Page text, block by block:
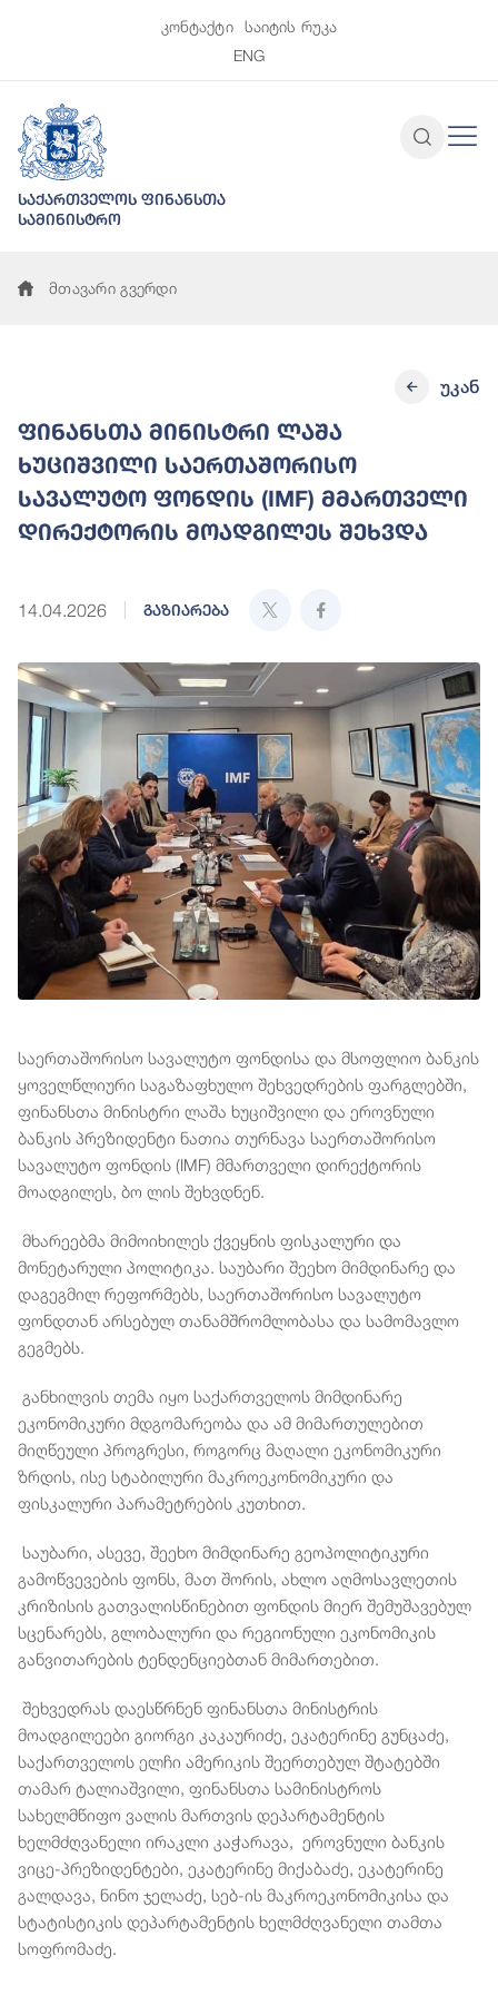
კონტაქტი
საიტის რუკა
ENG
საქართველოს ფინანსთა
სამინისტრო
მთავარი გვერდი
ფინანსთა მინისტრი ლაშა
ხუციშვილი საერთაშორისო
სავალუტო ფონდის (IMF) მმართველი
დირექტორის მოადგილეს შეხვდა
14.04.2026 გაზიარება
უკან
საერთაშორისო სავალუტო ფონდისა და მსოფლიო ბანკის
ყოველწლიური საგაზაფხულო შეხვედრების ფარგლებში,
ფინანსთა მინისტრი ლაშა ხუციშვილი და ეროვნული
ბანკის პრეზიდენტი ნათია თურნავა საერთაშორისო
სავალუტო ფონდის (IMF) მმართველი დირექტორის
მოადგილეს, ბო ლის შეხვდნენ.
მხარეებმა მიმოიხილეს ქვეყნის ფისკალური და
მონეტარული პოლიტიკა. საუბარი შეეხო მიმდინარე და
დაგეგმილ რეფორმებს, საერთაშორისო სავალუტო
ფონდთან არსებულ თანამშრომლობასა და სამომავლო
გეგმებს.
განხილვის თემა იყო საქართველოს მიმდინარე
ეკონომიკური მდგომარეობა და ამ მიმართულებით
მიღწეული პროგრესი, როგორც მაღალი ეკონომიკური
ზრდის, ისე სტაბილური მაკროეკონომიკური და
ფისკალური პარამეტრების კუთხით.
საუბარი, ასევე, შეეხო მიმდინარე გეოპოლიტიკური
გამოწვევების ფონს, მათ შორის, ახლო აღმოსავლეთის
კრიზისის გათვალისწინებით ფონდის მიერ შემუშავებულ
სცენარებს, გლობალური და რეგიონული ეკონომიკის
განვითარების ტენდენციებთან მიმართებით.
შეხვედრას დაესწრნენ ფინანსთა მინისტრის
მოადგილეები გიორგი კაკაურიძე, ეკატერინე გუნცაძე,
საქართველოს ელჩი ამერიკის შეერთებულ შტატებში
თამარ ტალიაშვილი, ფინანსთა სამინისტროს
სახელმწიფო ვალის მართვის დეპარტამენტის
ხელმძღვანელი ირაკლი კაჭარავა, ეროვნული ბანკის
ვიცე-პრეზიდენტები, ეკატერინე მიქაბაძე, ეკატერინე
გალდავა, ნინო ჯელაძე, სებ-ის მაკროეკონომიკისა და
სტატისტიკის დეპარტამენტის ხელმძღვანელი თამთა
სოფრომაძე.